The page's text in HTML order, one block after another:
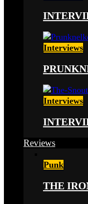
Interviews
Interviews
Reviews
Punk
THE